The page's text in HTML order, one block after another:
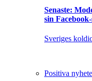
Senaste:
sin
Sveriges
Positiva